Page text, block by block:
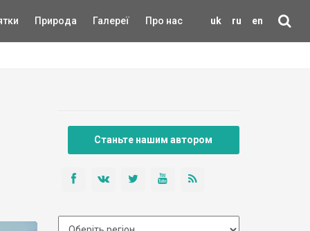
uk ru en
Природа Галереї Про нас
Станьте нашим автором